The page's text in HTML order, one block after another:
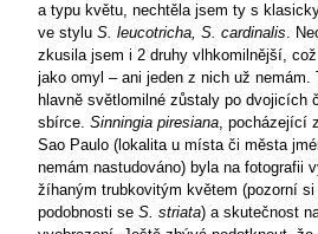
a typu květu, nechtěla jsem ty s
ve stylu S. leucotricha, S. cardinalis.
zkusila jsem i 2 druhy vlhkomilnější,
jako omyl – ani jeden z nich už nemám.
hlavně světlomilné zůstaly po dvojicích
sbírce. Sinningia piresiana, pocházející
Sao Paulo (lokalita u místa či města
nemám nastudováno) byla na fotografii
žíhaným trubkovitým květem (pozorní si
podobnosti se S. striata) a skutečnost